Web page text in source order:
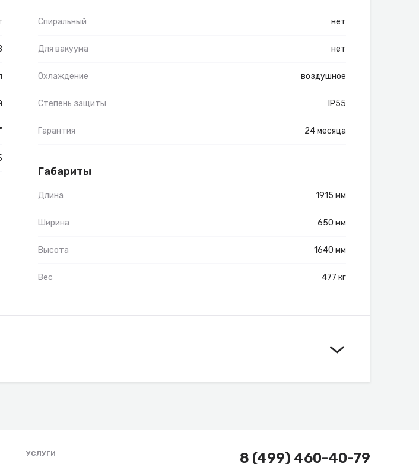
Спиральный нет
Для вакуума нет
Охлаждение воздушное
Степень защиты IP55
Гарантия 24 месяца
Габариты
Длина 1915 мм
Ширина 650 мм
Высота 1640 мм
Вес 477 кг
УСЛУГИ 8 (499) 460-40-79